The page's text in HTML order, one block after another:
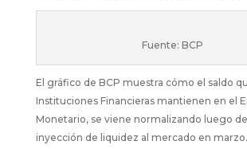
Fuente: BCP
El gráfico de BCP muestra cómo el saldo
Instituciones Financieras mantienen en el
Monetario, se viene normalizando luego
inyección de liquidez al mercado en marzo.